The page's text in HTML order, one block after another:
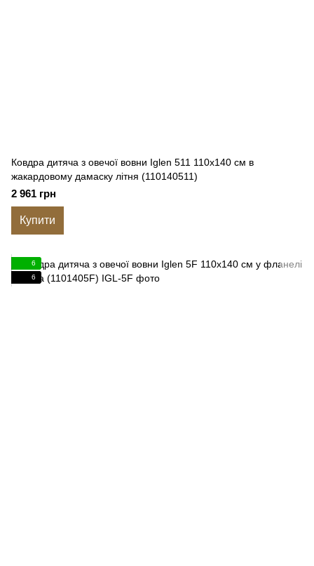
Ковдра дитяча з овечої вовни Iglen 511 110x140 см в
жакардовому дамаску літня (110140511)
2 961 грн
Купити
6
6